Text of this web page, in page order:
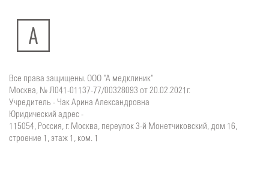
Все права защищены. ООО "А медклиник"
Москва, № Л041-01137-77/00328093 от 20.02.2021г.
Учредитель - Чак Арина Александровна
Юридический адрес -
115054, Россия, г. Москва, переулок 3-й Монетчиковский, дом 16,
строение 1, этаж 1, ком. 1